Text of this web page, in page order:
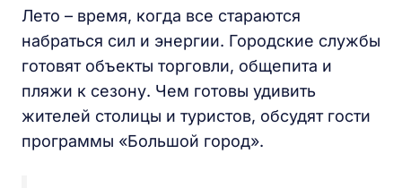
Лето – время, когда все стараются
набраться сил и энергии. Городские службы
готовят объекты торговли, общепита и
пляжи к сезону. Чем готовы удивить
жителей столицы и туристов, обсудят гости
программы «Большой город».